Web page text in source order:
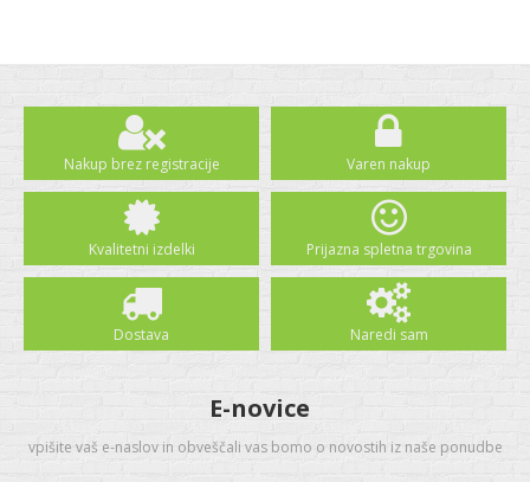
Nakup brez registracije Varen nakup
Kvalitetni izdelki Prijazna spletna trgovina
Dostava Naredi sam
E-novice
vpišite vaš e-naslov in obveščali vas bomo o novostih iz naše ponudbe